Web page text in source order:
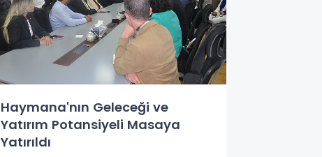
Haymana'nın Geleceği ve
Yatırım Potansiyeli Masaya
Yatırıldı